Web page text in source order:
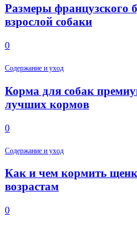
Размеры французского
взрослой собаки
0
Содержание и уход
Корма для собак
лучших кормов
0
Содержание и уход
Как и чем кормить
возрастам
0